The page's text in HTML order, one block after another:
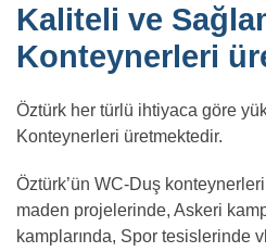
Kaliteli ve
Konteynerleri
Öztürk her türlü ihtiyaca göre
Konteynerleri üretmektedir.
Öztürk’ün WC-Duş
maden projelerinde, Askeri
kamplarında, Spor tesislerinde